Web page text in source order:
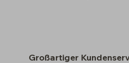
Großartiger